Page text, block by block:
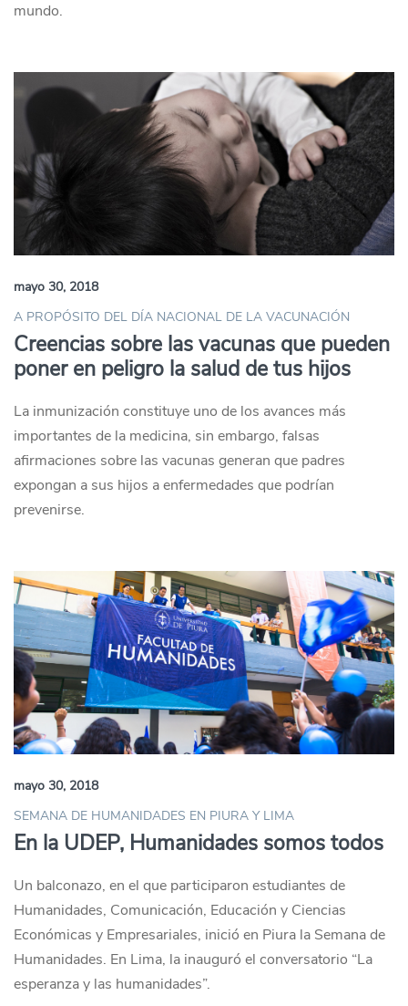
mundo.
mayo 30, 2018
A PROPÓSITO DEL DÍA NACIONAL DE LA VACUNACIÓN
Creencias sobre las vacunas que pueden
poner en peligro la salud de tus hijos
La inmunización constituye uno de los avances más
importantes de la medicina, sin embargo, falsas
afirmaciones sobre las vacunas generan que padres
expongan a sus hijos a enfermedades que podrían
prevenirse.
mayo 30, 2018
SEMANA DE HUMANIDADES EN PIURA Y LIMA
En la UDEP, Humanidades somos todos
Un balconazo, en el que participaron estudiantes de
Humanidades, Comunicación, Educación y Ciencias
Económicas y Empresariales, inició en Piura la Semana de
Humanidades. En Lima, la inauguró el conversatorio “La
esperanza y las humanidades”.